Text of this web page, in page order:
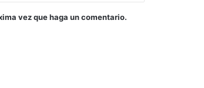
vez que haga un comentario.